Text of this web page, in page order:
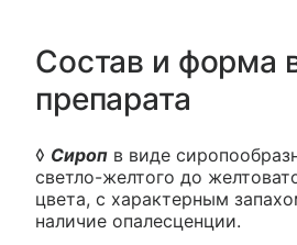
Состав и форма
препарата
◊ Сироп в виде
светло-желтого до
цвета, с характерным
наличие опалесценции.